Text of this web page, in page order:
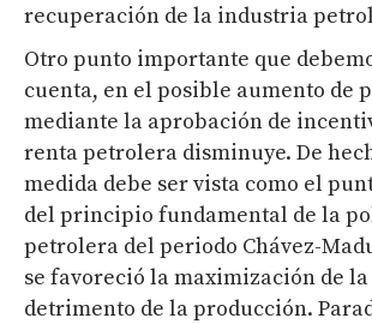
recuperación de la industria
Otro punto importante que
cuenta, en el posible aumento de
mediante la aprobación de
renta petrolera disminuye. De
medida debe ser vista como el
del principio fundamental de la
petrolera del periodo Chávez-
se favoreció la maximización de
detrimento de la producción.